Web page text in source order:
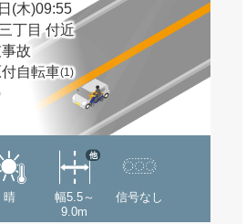
(木)09:55
丁目 付近
故
付自転車(1)
晴
幅5.5～
9.0m
他
信号なし